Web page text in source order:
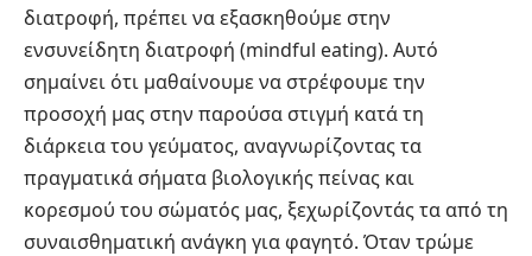
διατροφή, πρέπει να εξασκηθούμε στην
ενσυνείδητη διατροφή (mindful eating). Αυτό
σημαίνει ότι μαθαίνουμε να στρέφουμε την
προσοχή μας στην παρούσα στιγμή κατά τη
διάρκεια του γεύματος, αναγνωρίζοντας τα
πραγματικά σήματα βιολογικής πείνας και
κορεσμού του σώματός μας, ξεχωρίζοντάς τα από τη
συναισθηματική ανάγκη για φαγητό. Όταν τρώμε